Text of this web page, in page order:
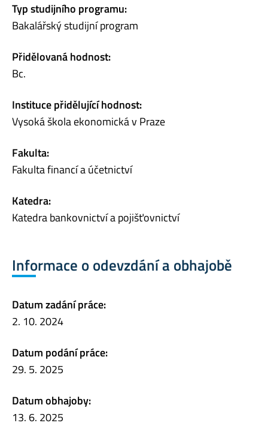
Typ studijního programu:
Bakalářský studijní program
Přidělovaná hodnost:
Bc.
Instituce přidělující hodnost:
Vysoká škola ekonomická v Praze
Fakulta:
Fakulta financí a účetnictví
Katedra:
Katedra bankovnictví a pojišťovnictví
Informace o odevzdání a obhajobě
Datum zadání práce:
2. 10. 2024
Datum podání práce:
29. 5. 2025
Datum obhajoby:
13. 6. 2025